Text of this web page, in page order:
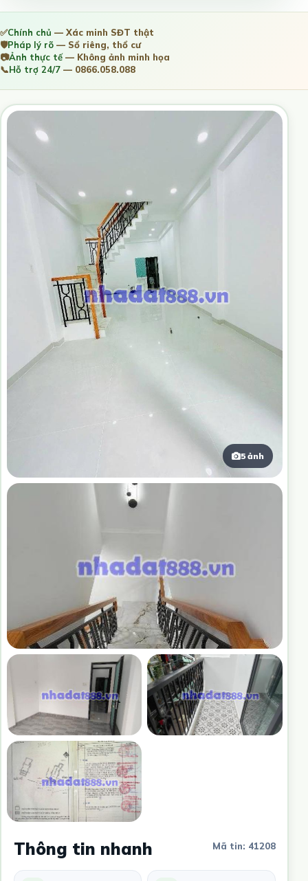
✅Chính chủ — Xác minh SĐT thật
🛡️Pháp lý rõ — Sổ riêng, thổ cư
📷Ảnh thực tế— Không ảnh minh họa
📞Hỗ trợ 24/7 — 0866.058.088
5 ảnh
Thông tin nhanh Mã tin: 41208